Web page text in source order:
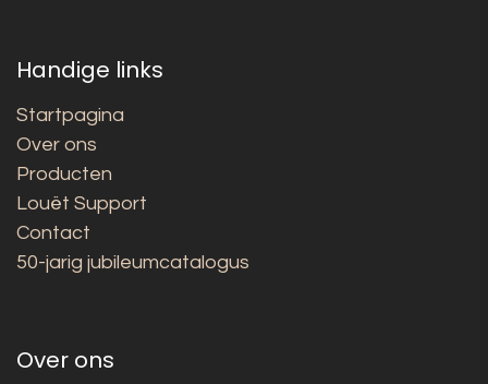
Handige links
Startpagina
Over ons
Producten
Louët Support
Contact
50-jarig jubileumcatalogus
Over ons